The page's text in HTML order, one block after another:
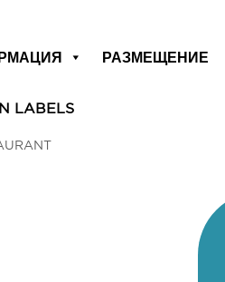
РАЗМЕЩЕНИЕ
LABELS